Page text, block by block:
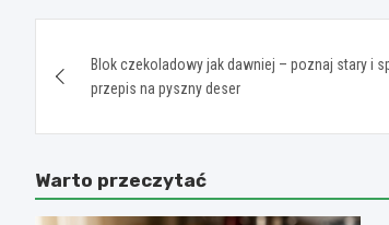
wpisuBlok czekoladowy jak dawniej – poznaj stary i
przepis na pyszny deser
Warto przeczytać